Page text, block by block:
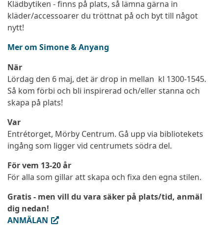
Klädbytiken - finns på plats, så lämna gärna in
kläder/accessoarer du tröttnat på och byt till något
nytt!
Mer om Simone & Anyang
När
Lördag den 6 maj, det är drop in mellan kl 1300-1545.
Så kom förbi och bli inspirerad och/eller stanna och
skapa på plats!
Var
Entrétorget, Mörby Centrum. Gå upp via bibliotekets
ingång som ligger vid centrumets södra del.
För vem 13-20 år
För alla som gillar att skapa och fixa den egna stilen.
Gratis - men vill du vara säker på plats/tid, anmäl
dig nedan!
ANMÄLAN
(extern länk, öppnas i ny flik)